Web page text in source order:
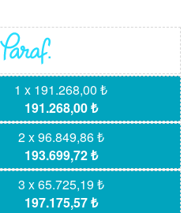
1 x 191.268,00 ₺
191.268,00 ₺
2 x 96.849,86 ₺
193.699,72 ₺
3 x 65.725,19 ₺
197.175,57 ₺